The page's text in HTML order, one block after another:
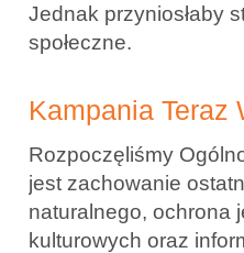
Jednak przyniosłaby
społeczne.
Kampania Teraz
Rozpoczęliśmy
jest zachowanie
naturalnego, ochrona
kulturowych oraz